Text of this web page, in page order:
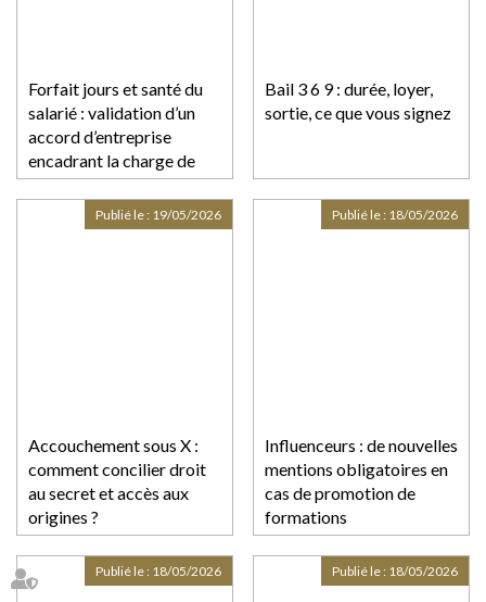
Forfait jours et santé du
salarié : validation d’un
accord d’entreprise
encadrant la charge de
travail
Bail 3 6 9 : durée, loyer,
sortie, ce que vous signez
Accouchement sous X :
comment concilier droit
au secret et accès aux
origines ?
Publié le : 19/05/2026
Influenceurs : de nouvelles
mentions obligatoires en
cas de promotion de
formations
professionnelles
Publié le : 18/05/2026
Publié le : 18/05/2026 Publié le : 18/05/2026